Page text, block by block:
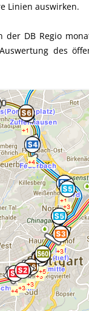
Linien auswirken.
DB Regio
des